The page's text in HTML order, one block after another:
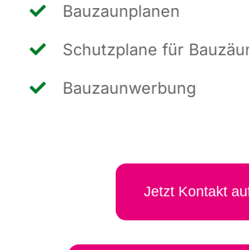
Bau­zaun­pla­nen
Schutz­pla­ne für
Bau­zaun­wer­bung
Jetzt Kon­takt